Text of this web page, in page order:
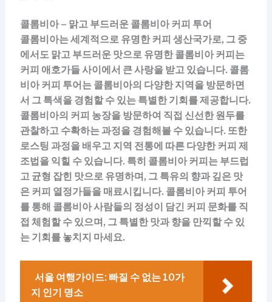
콜롬비아 – 맑고 부드러운 콜롬비아 커피 투어
콜롬비아는 세계적으로 유명한 커피 생산국가로, 그 중
에서도 맑고 부드러운 맛으로 유명한 콜롬비아 커피는
커피 애호가들 사이에서 큰 사랑을 받고 있습니다. 콜롬
비아 커피 투어는 콜롬비아의 다양한 지역을 방문하면
서 그 특색을 경험할 수 있는 특별한 기회를 제공합니다.
콜롬비아의 커피 농장을 방문하여 직접 신선한 원두를
관찰하고 수확하는 과정을 경험해볼 수 있습니다. 또한
로스팅 과정을 배우고 지역 전통에 따른 다양한 커피 제
조법을 익힐 수 있습니다. 특히 콜롬비아 커피는 부드럽
고 균형 잡힌 맛으로 유명하며, 그 특유의 향과 깊은 맛
은 커피 열정가들을 매료시킵니다. 콜롬비아 커피 투어
를 통해 콜롬비아 사람들의 정성이 담긴 커피 문화를 직
접 체험할 수 있으며, 그 특별한 맛과 향을 만끽할 수 있
는 기회를 놓치지 마세요.
서울 여행가이드: 빠질 수 없는 10가
지 인기 명소